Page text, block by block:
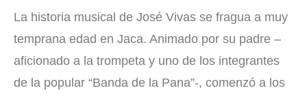
La historia musical de José Vivas se fragua a muy
temprana edad en Jaca. Animado por su padre –
aficionado a la trompeta y uno de los integrantes
de la popular “Banda de la Pana”-, comenzó a los